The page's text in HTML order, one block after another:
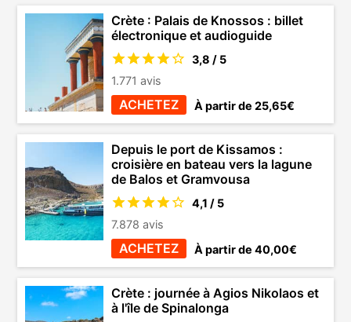
Crète : Palais de Knossos : billet
électronique et audioguide
3,8 / 5
1.771 avis
ACHETEZ À partir de 25,65€
Depuis le port de Kissamos :
croisière en bateau vers la lagune
de Balos et Gramvousa
4,1 / 5
7.878 avis
ACHETEZ À partir de 40,00€
Crète : journée à Agios Nikolaos et
à l'île de Spinalonga